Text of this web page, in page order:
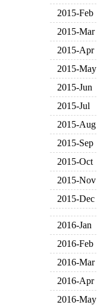
2015-Feb
2015-Mar
2015-Apr
2015-May
2015-Jun
2015-Jul
2015-Aug
2015-Sep
2015-Oct
2015-Nov
2015-Dec
2016-Jan
2016-Feb
2016-Mar
2016-Apr
2016-May